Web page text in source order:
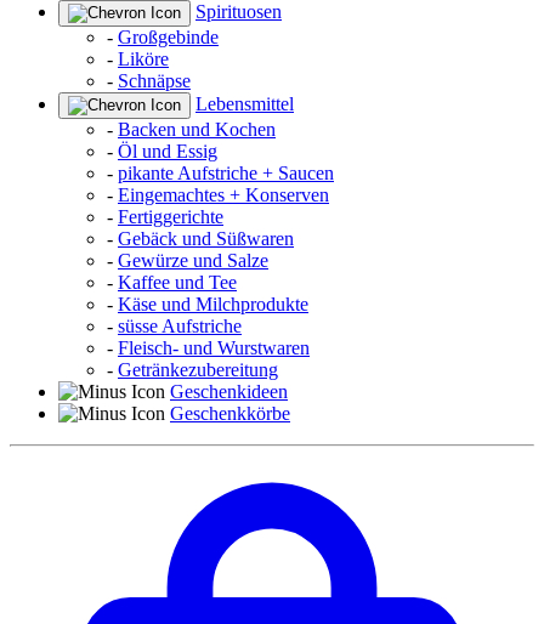
Spirituosen
- Großgebinde
- Liköre
- Schnäpse
Lebensmittel
- Backen und Kochen
- Öl und Essig
- pikante Aufstriche + Saucen
- Eingemachtes + Konserven
- Fertiggerichte
- Gebäck und Süßwaren
- Gewürze und Salze
- Kaffee und Tee
- Käse und Milchprodukte
- süsse Aufstriche
- Fleisch- und Wurstwaren
- Getränkezubereitung
Geschenkideen
Geschenkkörbe